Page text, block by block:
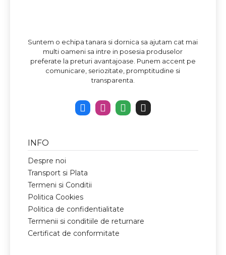
Suntem o echipa tanara si dornica sa ajutam cat mai
multi oameni sa intre in posesia produselor
preferate la preturi avantajoase. Punem accent pe
comunicare, seriozitate, promptitudine si
transparenta.
INFO
Despre noi
Transport si Plata
Termeni si Conditii
Politica Cookies
Politica de confidentialitate
Termenii si conditiile de returnare
Certificat de conformitate